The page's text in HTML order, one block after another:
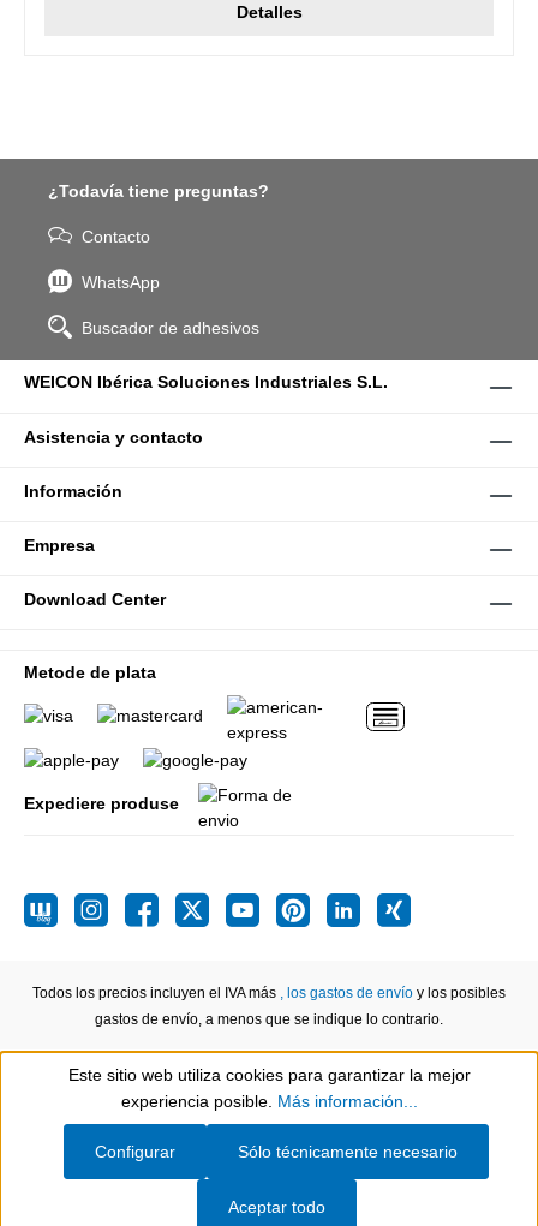
Detalles
¿Todavía tiene preguntas?
Contacto
WhatsApp
Buscador de adhesivos
WEICON Ibérica Soluciones Industriales S.L.
Asistencia y contacto
Información
Empresa
Download Center
Metode de plata
Expediere produse
Todos los precios incluyen el IVA más , los gastos de envío y los posibles
gastos de envío, a menos que se indique lo contrario.
Show toolbar
Este sitio web utiliza cookies para garantizar la mejor
experiencia posible. Más información...
Sólo técnicamente necesario
Configurar
Aceptar todo